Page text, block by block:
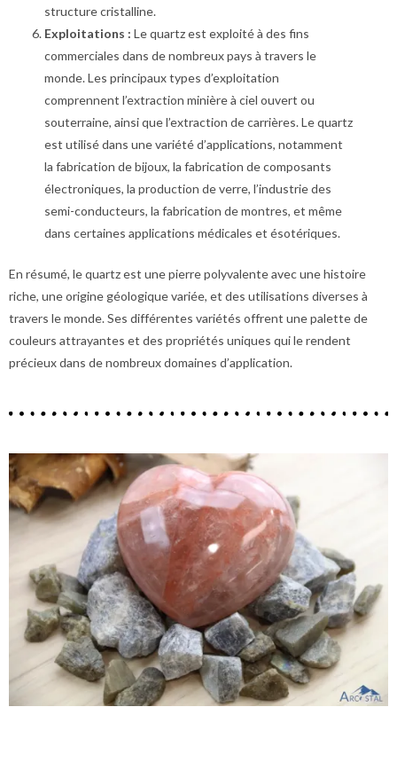
structure cristalline.
Exploitations : Le quartz est exploité à des fins
commerciales dans de nombreux pays à travers le
monde. Les principaux types d’exploitation
comprennent l’extraction minière à ciel ouvert ou
souterraine, ainsi que l’extraction de carrières. Le quartz
est utilisé dans une variété d’applications, notamment
la fabrication de bijoux, la fabrication de composants
électroniques, la production de verre, l’industrie des
semi-conducteurs, la fabrication de montres, et même
dans certaines applications médicales et ésotériques.
En résumé, le quartz est une pierre polyvalente avec une histoire
riche, une origine géologique variée, et des utilisations diverses à
travers le monde. Ses différentes variétés offrent une palette de
couleurs attrayantes et des propriétés uniques qui le rendent
précieux dans de nombreux domaines d’application.